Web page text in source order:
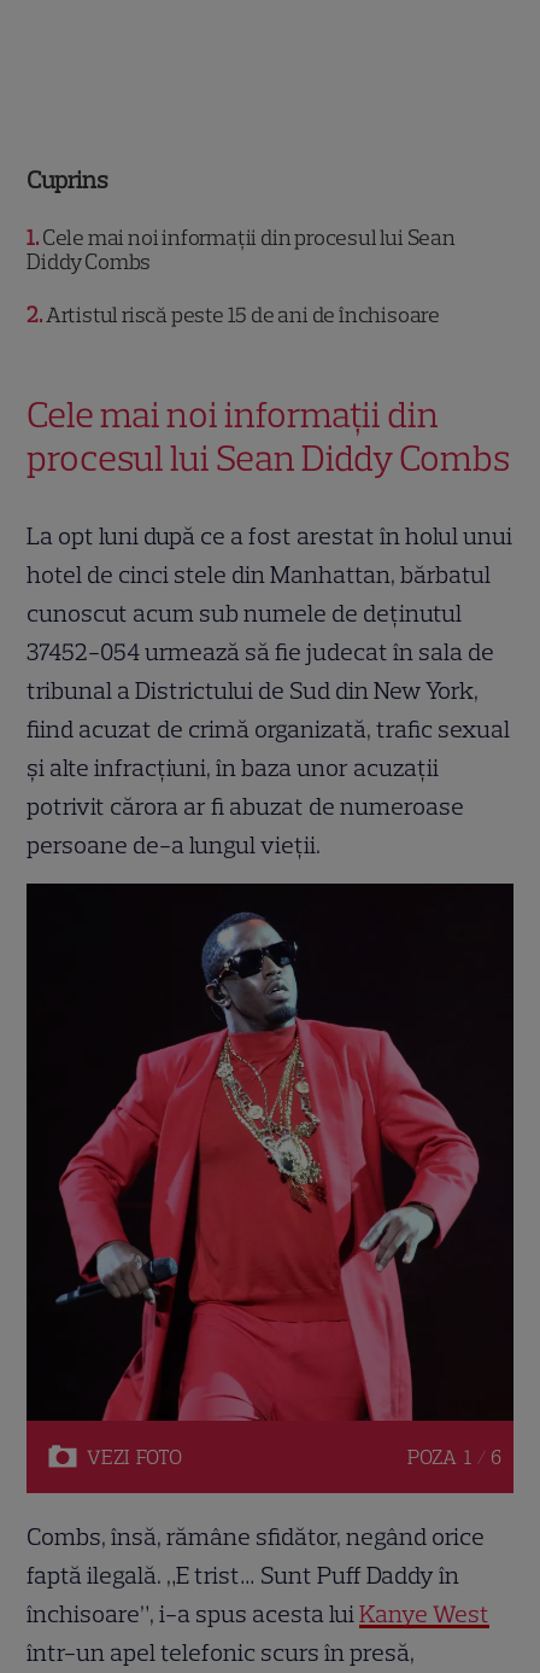
Cuprins
1 Cele mai noi informații din procesul lui Sean
Diddy Combs
2 Artistul riscă peste 15 de ani de închisoare
Cele mai noi informații din
procesul lui Sean Diddy Combs
La opt luni după ce a fost arestat în holul unui
hotel de cinci stele din Manhattan, bărbatul
cunoscut acum sub numele de deținutul
37452-054 urmează să fie judecat în sala de
tribunal a Districtului de Sud din New York,
fiind acuzat de crimă organizată, trafic sexual
și alte infracțiuni, în baza unor acuzații
potrivit cărora ar fi abuzat de numeroase
persoane de-a lungul vieții.
VEZI FOTO POZA 1 / 6
Combs, însă, rămâne sfidător, negând orice
faptă ilegală. „E trist… Sunt Puff Daddy în
închisoare”, i-a spus acesta luiKanye West
într-un apel telefonic scurs în presă,